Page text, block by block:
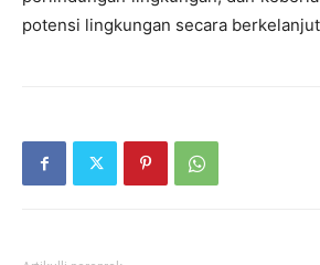
potensi lingkungan secara